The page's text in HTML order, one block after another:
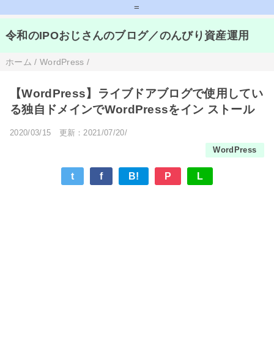
=
令和のIPOおじさんのブログ／のんびり資産運用
ホーム / WordPress /
【WordPress】ライブドアブログで使用してい
る独自ドメインでWordPressをイン ストール
2020/03/15 更新：2021/07/20/
WordPress
t f B! P L